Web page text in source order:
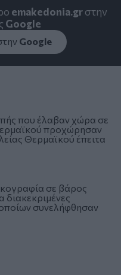
emakedonia.grστην
Google
Google
που έλαβαν χώρα σε
προχώρησαν
Θερμαϊκού έπειτα
σε βάρος
συνελήφθησαν